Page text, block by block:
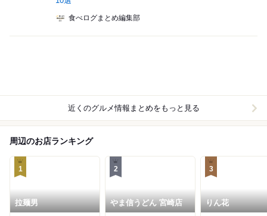
食べログまとめ編集部
近くのグルメ情報まとめをもっと見る
周辺のお店ランキング
1
拉麺男
2
やま信うどん 宮崎店
3
りん花